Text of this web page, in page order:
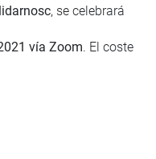
, se celebrará
vía Zoom. El coste